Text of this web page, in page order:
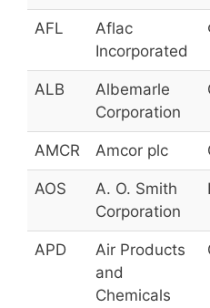
Казаньоргсинтез
Казаньоргсинтез
Юнипро
МГТС ОАО (прив.)
МГТС
AFL
Aflac
Incorporated
ALB
Albemarle
Corporation
AMCR Amcor plc
AOS
A. O. Smith
Corporation
APD
Air Products
and
Chemicals